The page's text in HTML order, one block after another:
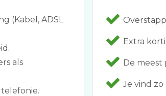
(Kabel, ADSL
als
Extra
De meest
Je vind